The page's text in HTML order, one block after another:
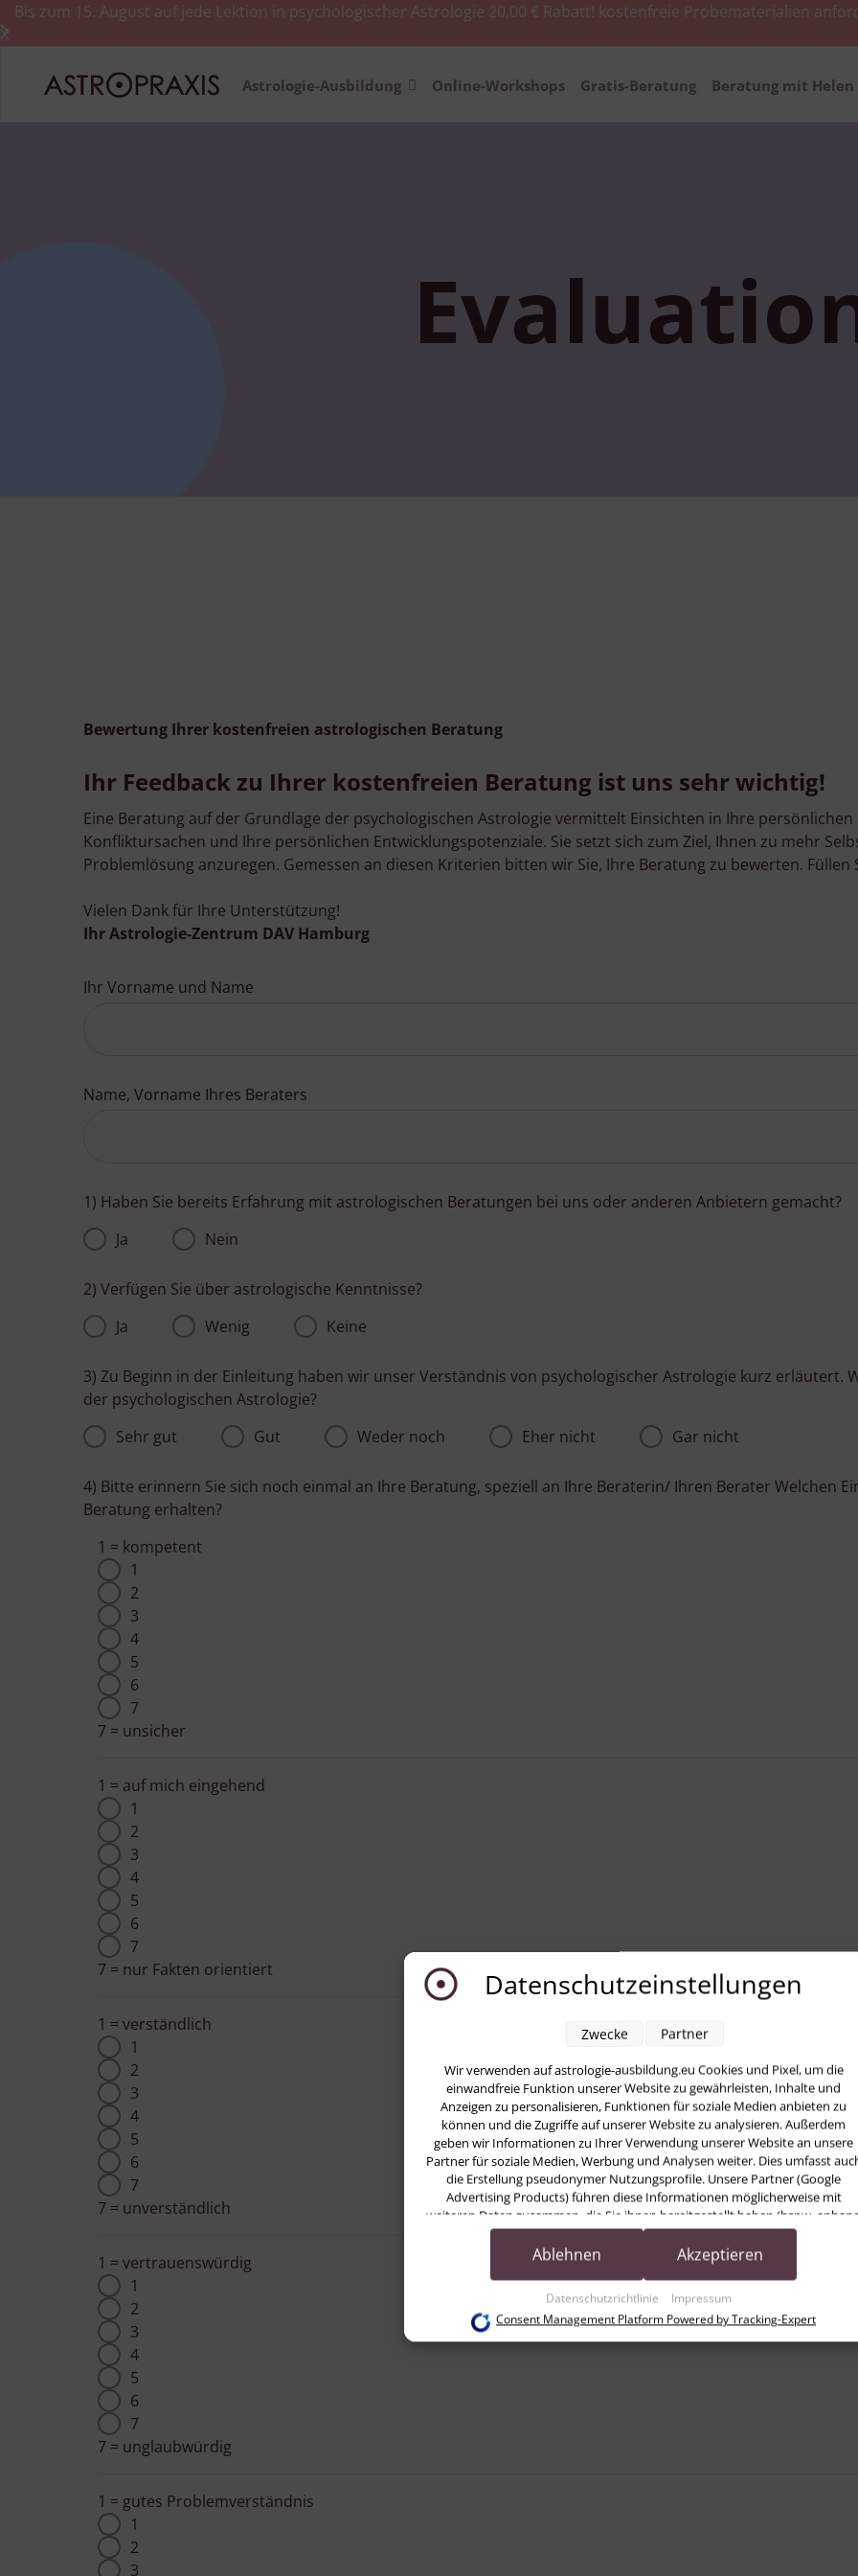
Bis zum 15. August auf jede Lektion in psychologischer Astrologie 20,00 € Rabatt! kostenfreie Probematerialien
X
Astrologie-Ausbildung Online-Workshops Gratis-Beratung Beratung mit Helen
Bewertung Ihrer kostenfreien astrologischen Beratung
Ihr Feedback zu Ihrer kostenfreien Beratung ist uns sehr wichtig!
Eine Beratung auf der Grundlage der psychologischen Astrologie vermittelt Einsichten in Ihre
Konfliktursachen und Ihre persönlichen Entwicklungspotenziale. Sie setzt sich zum Ziel, Ihnen zu mehr
Problemlösung anzuregen. Gemessen an diesen Kriterien bitten wir Sie, Ihre Beratung zu bewerten.
Vielen Dank für Ihre Unterstützung!
Ihr Astrologie-Zentrum DAV Hamburg
Ihr Vorname und Name
Name, Vorname Ihres Beraters
1) Haben Sie bereits Erfahrung mit astrologischen Beratungen bei uns oder anderen Anbietern gemacht?
Ja
Nein
2) Verfügen Sie über astrologische Kenntnisse?
Ja
Wenig Keine
3) Zu Beginn in der Einleitung haben wir unser Verständnis von psychologischer Astrologie kurz erläutert.
der psychologischen Astrologie?
Sehr gut
Gut Weder noch Eher nicht Gar nicht
4) Bitte erinnern Sie sich noch einmal an Ihre Beratung, speziell an Ihre Beraterin/ Ihren Berater Welchen
Beratung erhalten?
1 = kompetent
1
2
3
4
5
6
7
7 = unsicher
1 = auf mich eingehend
1
2
3
4
5
6
7
7 = nur Fakten orientiert
1 = verständlich
1
2
3
4
5
6
7
7 = unverständlich
1 = vertrauenswürdig
1
2
3
4
5
6
7
7 = unglaubwürdig
1 = gutes Problemverständnis
1
2
3
Datenschutzeinstellungen
Wir verwenden auf astrologie-ausbildung.eu Cookies und Pixel, um die
einwandfreie Funktion unserer Website zu gewährleisten, Inhalte und
Anzeigen zu personalisieren, Funktionen für soziale Medien anbieten zu
können und die Zugriffe auf unserer Website zu analysieren. Außerdem
geben wir Informationen zu Ihrer Verwendung unserer Website an unsere
Partner für soziale Medien, Werbung und Analysen weiter. Dies umfasst
die Erstellung pseudonymer Nutzungsprofile. Unsere Partner (Google
Advertising Products) führen diese Informationen möglicherweise mit
weiteren Daten zusammen, die Sie ihnen bereitgestellt haben (bspw.
eines persönlichen Accounts) oder welche sie im Rahmen Ihrer Nutzung der
Dienste gesammelt haben (bspw. Nutzungsdaten anderer Geräte). Ihre
Einwilligung zur Nutzung von Cookies und Pixeln können Sie jederzeit
dort die entsprechenden Anpassungen vornehmen.
Zwecke der Datenverarbeitung durch unsere Partner:
Datenschutzrichtlinie Impressum
Zwecke Partner
Ablehnen Akzeptieren
Consent Management Platform Powered by Tracking-Expert